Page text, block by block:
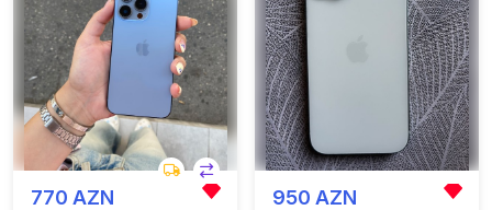
770 AZN 950 AZN